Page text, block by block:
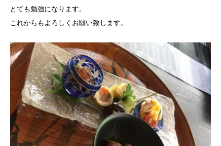
とても勉強になります。
これからもよろしくお願い致します。